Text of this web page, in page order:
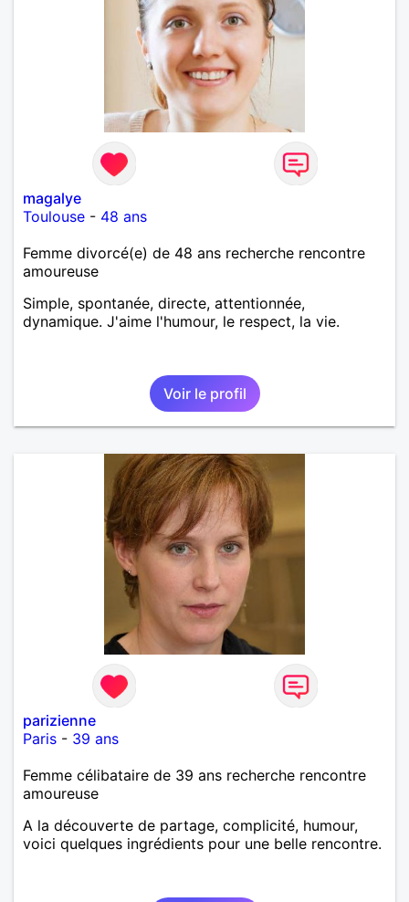
magalye
Toulouse - 48 ans
Femme divorcé(e) de 48 ans recherche rencontre
amoureuse
Simple, spontanée, directe, attentionnée,
dynamique. J'aime l'humour, le respect, la vie.
Voir le profil
parizienne
Paris - 39 ans
Femme célibataire de 39 ans recherche rencontre
amoureuse
A la découverte de partage, complicité, humour,
voici quelques ingrédients pour une belle rencontre.